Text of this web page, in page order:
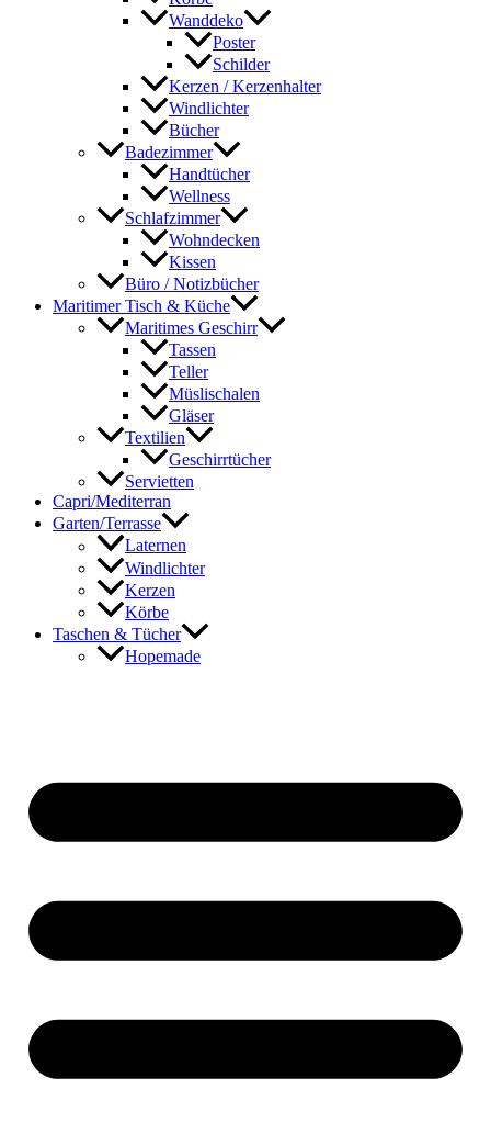
Wanddeko
Poster
Schilder
Kerzen / Kerzenhalter
Windlichter
Bücher
Badezimmer
Handtücher
Wellness
Schlafzimmer
Wohndecken
Kissen
Büro / Notizbücher
Maritimer Tisch & Küche
Maritimes Geschirr
Tassen
Teller
Müslischalen
Gläser
Textilien
Geschirrtücher
Servietten
Capri/Mediterran
Garten/Terrasse
Laternen
Windlichter
Kerzen
Körbe
Taschen & Tücher
Hopemade